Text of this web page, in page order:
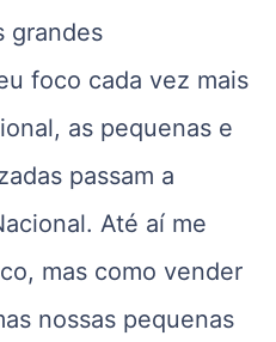
grandes
foco cada vez mais
as pequenas e
passam a
Até aí me
mas como vender
nossas pequenas